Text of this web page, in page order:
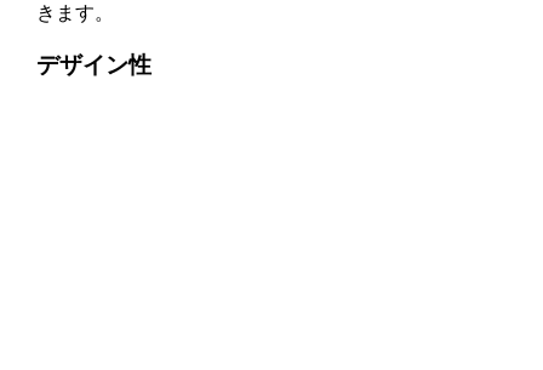
きます。
デザイン性